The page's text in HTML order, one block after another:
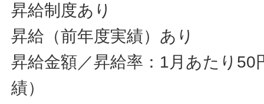
昇給制度あり
昇給（前年度実績）あり
昇給金額／昇給率：1月あたり50
績）